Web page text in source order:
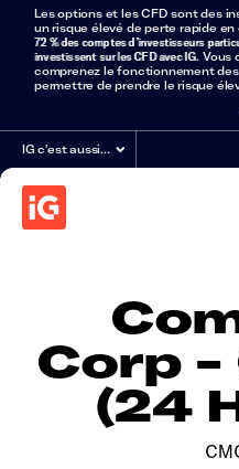
Les options et les CFD sont des
un risque élevé de perte rapide
72 % des comptes d’investisseurs
investissent sur les CFD avec IG. Vous
comprenez le fonctionnement
permettre de prendre le risque
IG c'est aussi…
Corp -
(24